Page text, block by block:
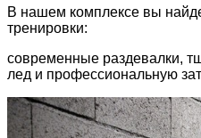
В нашем комплексе вы
тренировки:
современные раздевалки,
лед и профессиональную